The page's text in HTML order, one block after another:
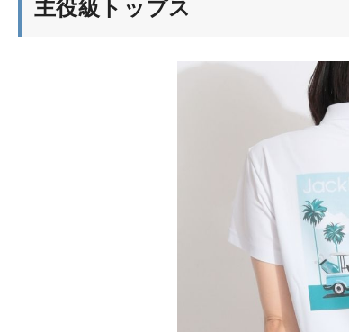
主役級トップス